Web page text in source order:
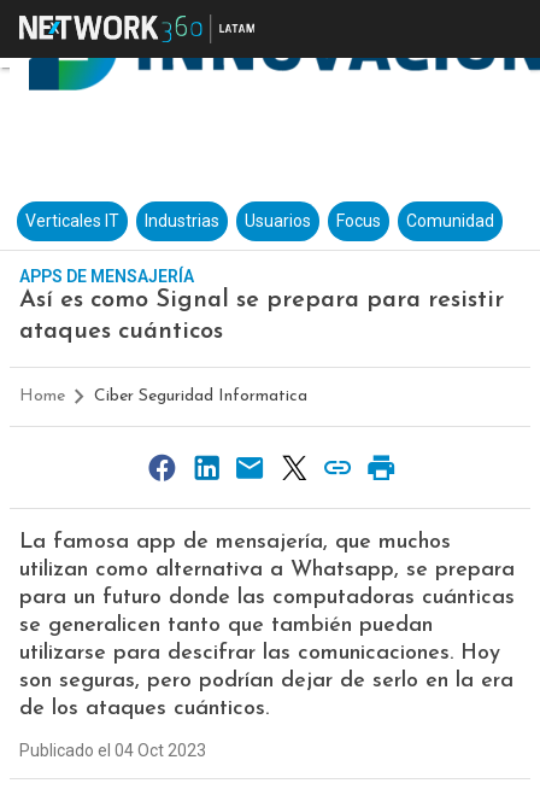
Verticales IT Industrias Usuarios Focus Comunidad
APPS DE MENSAJERÍA
Así es como Signal se prepara para resistir
ataques cuánticos
Home Ciber Seguridad Informatica
La famosa app de mensajería, que muchos
utilizan como alternativa a Whatsapp, se prepara
para un futuro donde las computadoras cuánticas
se generalicen tanto que también puedan
utilizarse para descifrar las comunicaciones. Hoy
son seguras, pero podrían dejar de serlo en la era
de los ataques cuánticos.
Publicado el 04 Oct 2023